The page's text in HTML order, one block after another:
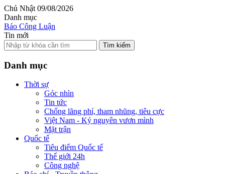
Chủ Nhật 09/08/2026
Danh mục
Báo Công Luận
Tin mới
Tìm kiếm
Danh mục
Thời sự
Góc nhìn
Tin tức
Chống lãng phí, tham nhũng, tiêu cực
Việt Nam - Kỷ nguyên vươn mình
Mặt trận
Quốc tế
Tiêu điểm Quốc tế
Thế giới 24h
Công nghệ